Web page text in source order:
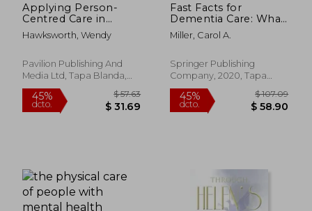
45%
dcto.
$ 170.70
Applying Person-
Centred Care in
Mental Health: A
Guide to Values-
Inglés)
Hawksworth, Wendy
Pavilion Publishing And
Media Ltd, Tapa Blanda,
Nuevo
Fast Facts for
Dementia Care: What
Nurses Need to Know
(en Inglés)
Miller, Carol A.
Springer Publishing
Company, 2020, Tapa
Blanda, Nuevo